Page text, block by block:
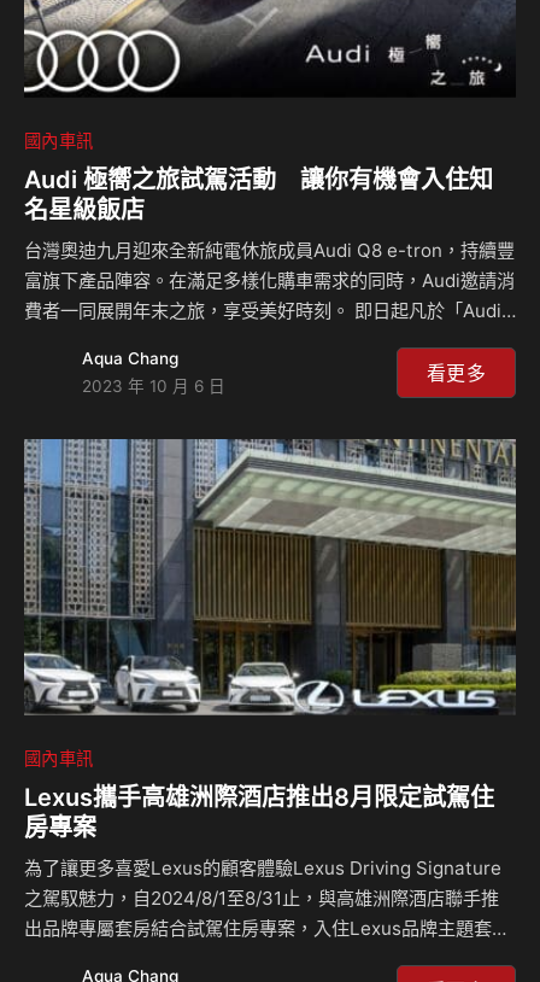
國內車訊
Audi 極嚮之旅試駕活動 讓你有機會入住知
名星級飯店
台灣奧迪九月迎來全新純電休旅成員Audi Q8 e-tron，持續豐
富旗下產品陣容。在滿足多樣化購車需求的同時，Audi邀請消
費者一同展開年末之旅，享受美好時刻。 即日起凡於「Audi
體驗，不僅可獲得限量手工香氛蠟燭，更有機會參與「Audi
極嚮之旅」體驗－包含入住知名星級飯店，並與三款品牌旗艦
總裁安薩瑞(Rahil Ansari)表示:「台灣奧迪近期不斷推出新產
品，提供台灣市場多元購車選擇，也同步優化全方位的顧客體
驗。我們誠摯邀請所有喜愛Audi 的車迷朋友和A…
Aqua Chang
2023 年 10 月 6 日
看更多
國內車訊
Lexus攜手高雄洲際酒店推出8月限定試駕住
房專案
為了讓更多喜愛Lexus的顧客體驗Lexus Driving Signature
之駕馭魅力，自2024/8/1至8/31止，與高雄洲際酒店聯手推
出品牌專屬套房結合試駕住房專案，入住Lexus品牌主題套
Aqua Chang